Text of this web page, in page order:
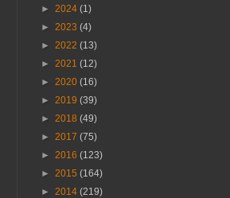
► 2024 (1)
► 2023 (4)
► 2022 (13)
► 2021 (12)
► 2020 (16)
► 2019 (39)
► 2018 (49)
► 2017 (75)
► 2016 (123)
► 2015 (164)
► 2014 (219)